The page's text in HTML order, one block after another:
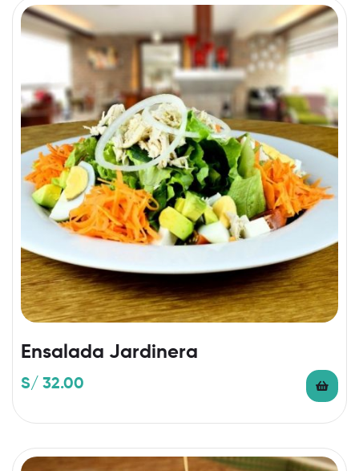
Ensalada Jardinera
S/ 32.00